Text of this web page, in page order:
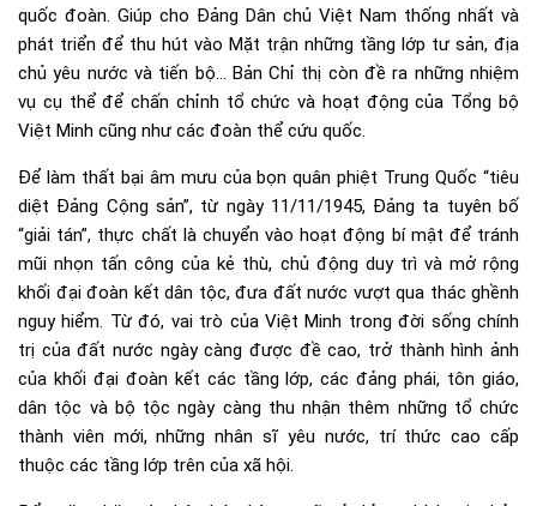
quốc đoàn. Giúp cho Đảng Dân chủ Việt Nam thống nhất và
phát triển để thu hút vào Mặt trận những tầng lớp tư sản, địa
chủ yêu nước và tiến bộ… Bản Chỉ thị còn đề ra những nhiệm
vụ cụ thể để chấn chỉnh tổ chức và hoạt động của Tổng bộ
Việt Minh cũng như các đoàn thể cứu quốc.
Để làm thất bại âm mưu của bọn quân phiệt Trung Quốc “tiêu
diệt Đảng Cộng sản”, từ ngày 11/11/1945, Đảng ta tuyên bố
“giải tán”, thực chất là chuyển vào hoạt động bí mật để tránh
mũi nhọn tấn công của kẻ thù, chủ động duy trì và mở rộng
khối đại đoàn kết dân tộc, đưa đất nước vượt qua thác ghềnh
nguy hiểm. Từ đó, vai trò của Việt Minh trong đời sống chính
trị của đất nước ngày càng được đề cao, trở thành hình ảnh
của khối đại đoàn kết các tầng lớp, các đảng phái, tôn giáo,
dân tộc và bộ tộc ngày càng thu nhận thêm những tổ chức
thành viên mới, những nhân sĩ yêu nước, trí thức cao cấp
thuộc các tầng lớp trên của xã hội.